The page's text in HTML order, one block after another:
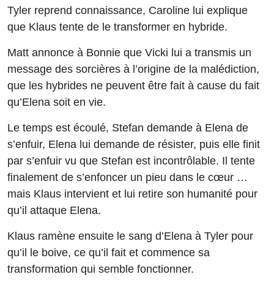
Tyler reprend connaissance, Caroline lui explique
que Klaus tente de le transformer en hybride.
Matt annonce à Bonnie que Vicki lui a transmis un
message des sorcières à l’origine de la malédiction,
que les hybrides ne peuvent être fait à cause du fait
qu’Elena soit en vie.
Le temps est écoulé, Stefan demande à Elena de
s’enfuir, Elena lui demande de résister, puis elle finit
par s’enfuir vu que Stefan est incontrôlable. Il tente
finalement de s’enfoncer un pieu dans le cœur …
mais Klaus intervient et lui retire son humanité pour
qu’il attaque Elena.
Klaus ramène ensuite le sang d’Elena à Tyler pour
qu’il le boive, ce qu’il fait et commence sa
transformation qui semble fonctionner.